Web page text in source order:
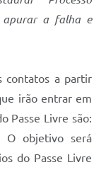
apurar a falha e
contatos a partir
irão entrar em
Passe Livre são:
O objetivo será
do Passe Livre